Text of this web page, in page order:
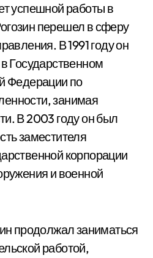
успешной работы в
перешел в сферу
В 1991 году он
Государственном
Федерации по
занимая
В 2003 году он был
заместителя
корпорации
и военной
продолжал заниматься
работой,